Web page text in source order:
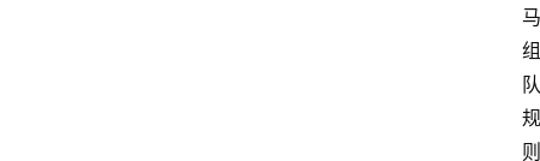
马
组
队
规
则